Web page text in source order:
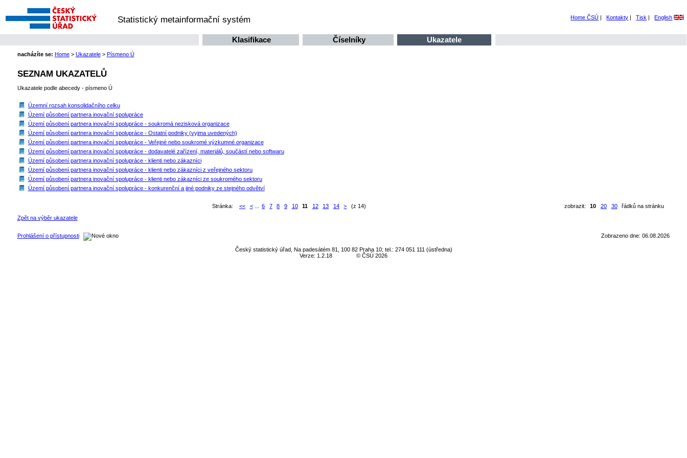
Statistický metainformační systém Home ČSÚ | Kontakty | Tisk | English
Klasifikace Číselníky Ukazatele
nacházíte se: Home> Ukazatele> Písmeno Ú
SEZNAM UKAZATELŮ
Ukazatele podle abecedy - písmeno Ú
Územní rozsah konsolidačního celku
Území působení partnera inovační spolupráce
Území působení partnera inovační spolupráce - soukromá nezisková organizace
Území působení partnera inovační spolupráce - Ostatní podniky (vyjma uvedených)
Území působení partnera inovační spolupráce - Veřejné nebo soukromé výzkumné organizace
Území působení partnera inovační spolupráce - dodavatelé zařízení, materiálů, součástí nebo softwaru
Území působení partnera inovační spolupráce - klienti nebo zákazníci
Území působení partnera inovační spolupráce - klienti nebo zákazníci z veřejného sektoru
Území působení partnera inovační spolupráce - klienti nebo zákazníci ze soukromého sektoru
Území působení partnera inovační spolupráce - konkurenční a jiné podniky ze stejného odvětví
Stránka: << <... 6 7 8 9 10 11 12 13 14 > (z 14) zobrazit: 10 20 30
řádků na stránku
Zpět na výběr ukazatele
Prohlášení o přístupnosti Zobrazeno dne: 06.08.2026
Český statistický úřad, Na padesátém 81, 100 82 Praha 10; tel.: 274 051 111 (ústředna)
Verze: 1.2.18
© ČSÚ 2026